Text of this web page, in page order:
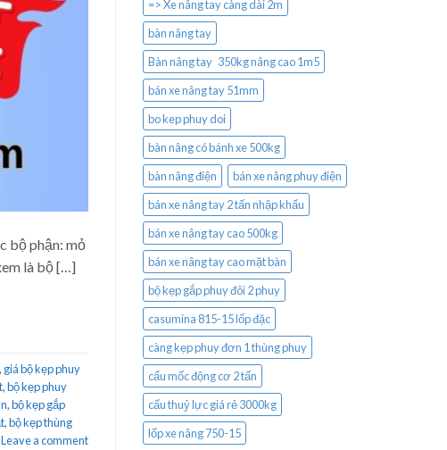
bộ phận: mỏ
là bộ […]
, giá bộ kẹp phuy
,bộ kẹp phuy
,bộ kẹp gắp
,bộ kẹp thùng
Leave a comment
=> Xe nâng tay càng dài 2m
bàn nâng tay
Bàn nâng tay 350kg nâng cao 1m5
bán xe nâng tay 51mm
bo kep phuy doi
bàn nâng có bánh xe 500kg
bàn nâng điện
bán xe nâng phuy điện
bán xe nâng tay 2 tấn nhập khẩu
bán xe nâng tay cao 500kg
bán xe nâng tay cao mặt bàn
bộ kẹp gắp phuy đôi 2 phuy
casumina 815-15 lốp đặc
càng kẹp phuy đơn 1 thùng phuy
cẩu mốc động cơ 2 tấn
cẩu thuỷ lực giá rẻ 3000kg
lốp xe nâng 750-15